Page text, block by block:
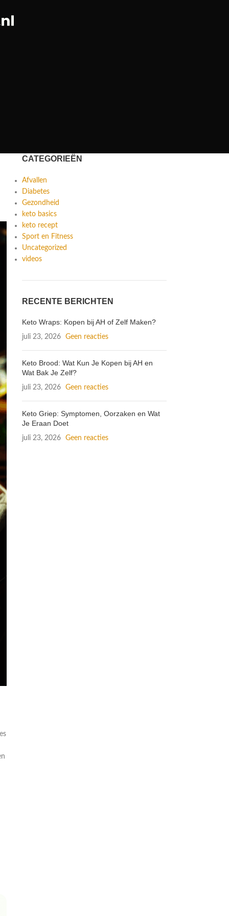
CATEGORIEËN
Afvallen
Diabetes
Gezondheid
keto basics
keto recept
Sport en Fitness
Uncategorized
videos
RECENTE BERICHTEN
Keto Wraps: Kopen bij AH of Zelf Maken?
juli 23, 2026 Geen reacties
Keto Brood: Wat Kun Je Kopen bij AH en
Wat Bak Je Zelf?
juli 23, 2026 Geen reacties
Keto Griep: Symptomen, Oorzaken en Wat
Je Eraan Doet
juli 23, 2026 Geen reacties